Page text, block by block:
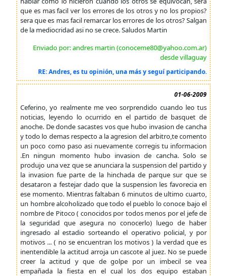
que es mas facil ver los errores de los otros y no los propios?
sera que es mas facil remarcar los errores de los otros? Salgan
de la mediocridad asi no se crece. Saludos Martin
Enviado por: andres martin (conoceme80@yahoo.com.ar)
desde villaguay
RE: Andres, es tu opinión, una más y seguí participando.
01-06-2009
Ceferino, yo realmente me veo sorprendido cuando leo tus
noticias, leyendo lo ocurrido en el partido de basquet de
anoche. De donde sacastes vos que hubo invasion de cancha
y todo lo demas respecto a la agresion del arbitro,te comento
un poco como paso asi nuevamente corregis tu informacion
.En ningun momento hubo invasion de cancha. Solo se
produjo una vez que se anunciara la suspension del partido y
la invasion fue parte de la hinchada de parque sur que se
desataron a festejar dado que la suspension les favorecia en
ese momento. Mientras faltaban 6 minutos de ultimo cuarto,
un hombre alcoholizado que todo el pueblo lo conoce bajo el
nombre de Pitoco ( conocidos por todos menos por el jefe de
la seguridad que asegura no conocerlo) luego de haber
ingresado al estadio sorteando el operativo policial, y por
motivos ... ( no se encuentran los motivos ) la verdad que es
inentendible la actitud arroja un cascote al juez. No se puede
creer la actitud y que de golpe por un imbecil se vea
empañada la fiesta en el cual los dos equipo estaban